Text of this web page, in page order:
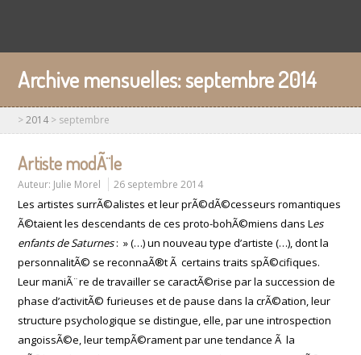
Archive mensuelles:septembre 2014
>2014 > septembre
Artiste modÃ¨le
Auteur: Julie Morel 26 septembre 2014
Les artistes surrÃ©alistes et leur prÃ©dÃ©cesseurs romantiques
Ã©taient les descendants de ces proto-bohÃ©miens dans Les
enfants de Saturnes: » (…) un nouveau type d’artiste (…), dont la
personnalitÃ© se reconnaÃ®t Ã certains traits spÃ©cifiques.
Leur maniÃ¨re de travailler se caractÃ©rise par la succession de
phase d’activitÃ© furieuses et de pause dans la crÃ©ation, leur
structure psychologique se distingue, elle, par une introspection
angoissÃ©e, leur tempÃ©rament par une tendance Ã la